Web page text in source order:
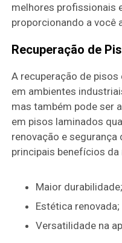
melhores profissionais
proporcionando a você
Recuperação de
A recuperação de
em ambientes
mas também pode ser
em pisos laminados
renovação e
principais benefícios
Maior durabilidade;
Estética renovada;
Versatilidade na